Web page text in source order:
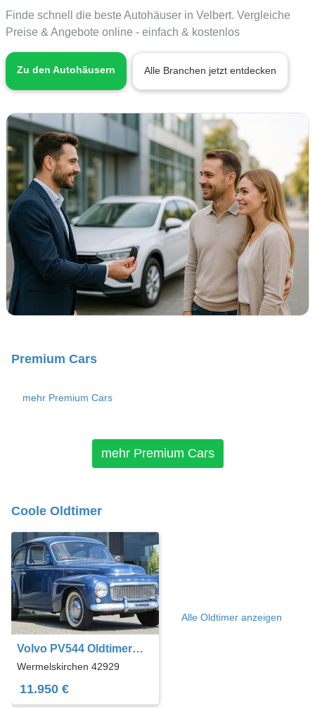
Finde schnell die beste Autohäuser in Velbert. Vergleiche
Preise & Angebote online - einfach & kostenlos
Zu den Autohäusern Alle Branchen jetzt entdecken
Premium Cars
mehr Premium Cars
mehr Premium Cars
Coole Oldtimer
Volvo PV544 Oldtimer
Liebhaberfahrzeug !!!
Wermelskirchen 42929
11.950 €
Alle Oldtimer anzeigen